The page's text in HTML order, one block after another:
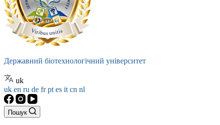
Державний біотехнологічний університет
uk
uk en ru de frpt es it cn nl
Пошук